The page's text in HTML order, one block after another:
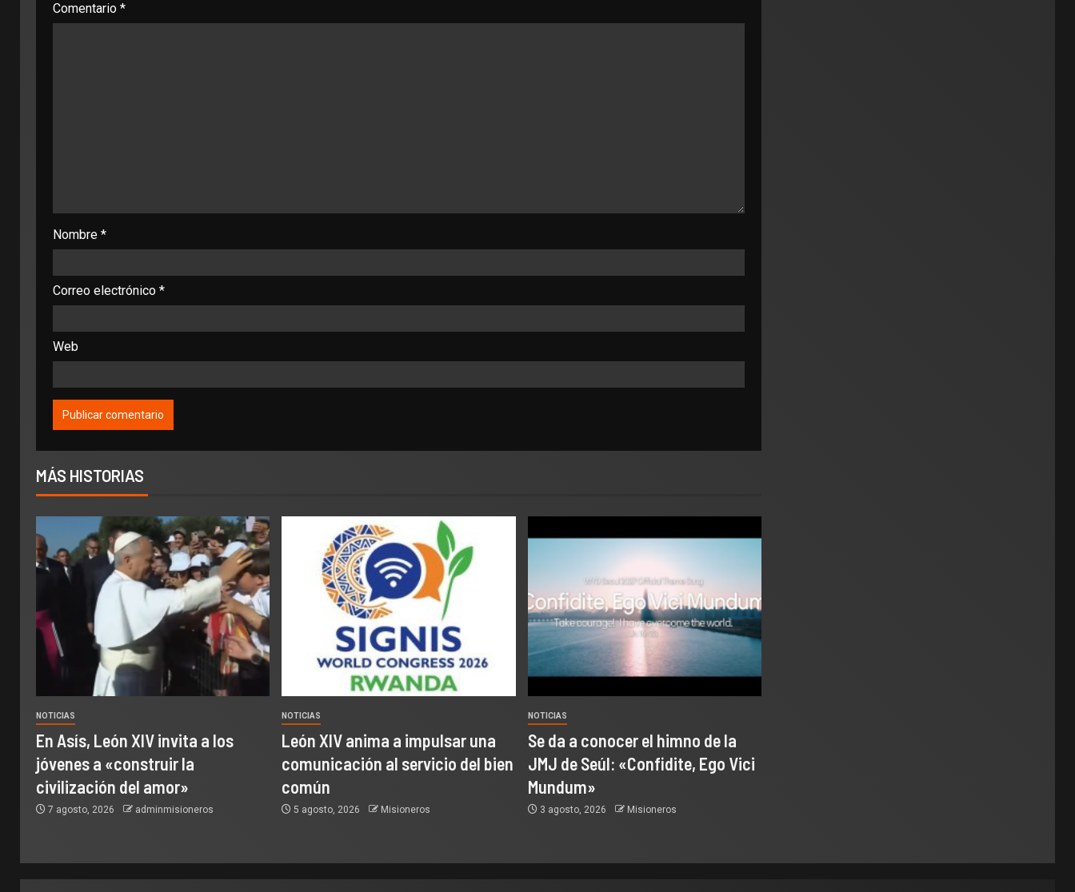
Comentario *
Nombre *
Correo electrónico *
Web
MÁS HISTORIAS
NOTICIAS
En Asís, León XIV invita a los
jóvenes a «construir la
civilización del amor»
7 agosto, 2026 adminmisioneros
NOTICIAS
León XIV anima a impulsar una
comunicación al servicio del bien
común
5 agosto, 2026 Misioneros
NOTICIAS
Se da a conocer el himno de la
JMJ de Seúl: «Confidite, Ego Vici
Mundum»
3 agosto, 2026 Misioneros